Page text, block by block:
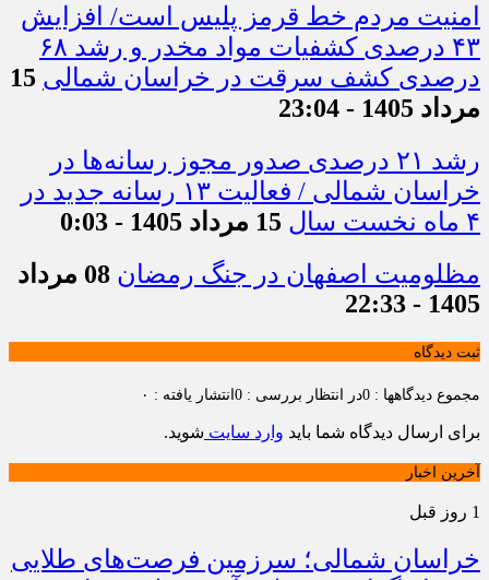
امنیت مردم خط قرمز پلیس است/ افزایش
۴۳ درصدی کشفیات مواد مخدر و رشد ۶۸
درصدی کشف سرقت در خراسان شمالی 15
مرداد 1405 - 23:04
رشد ۲۱ درصدی صدور مجوز رسانه‌ها در
خراسان شمالی / فعالیت ۱۳ رسانه جدید در
۴ ماه نخست سال
15 مرداد 1405 - 0:03
مظلومیت اصفهان در جنگ رمضان
08 مرداد
1405 - 22:33
ثبت دیدگاه
مجموع دیدگاهها : 0 در انتظار بررسی : 0 انتشار یافته : ۰
برای ارسال دیدگاه شما باید وارد سایت شوید.
آخرین اخبار
1 روز قبل
خراسان شمالی؛ سرزمین فرصت‌های طلایی